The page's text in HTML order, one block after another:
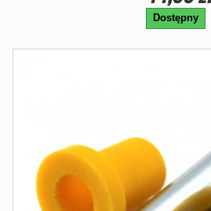
Dostępny